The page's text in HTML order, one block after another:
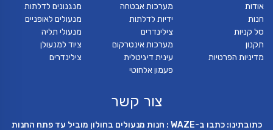
אודות
חנות
סל קניות
תקנון
מדיניות הפרטיות
מערכות אבטחה
ידיות לדלתות
צילינדרים
מערכות אינטרקום
עינית דיגיטלית
פעמון אלחוטי
מנגנונים לדלתות
מנעולים לאופניים
מנעולי תליה
ציוד למנעולן
צילינדרים
צור קשר
כתובתינו: כתבו ב-WAZE : חנות מנעולים בחולון מוביל עד פתח החנות